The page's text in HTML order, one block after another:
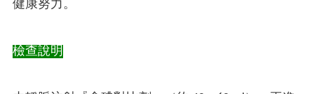
健康努力。
檢查說明